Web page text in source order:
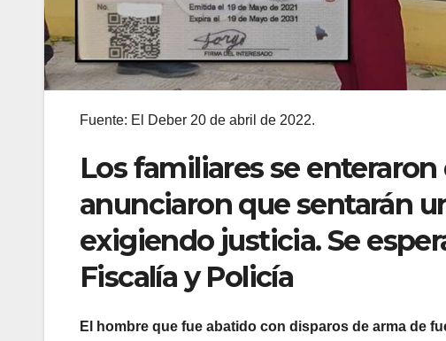
Fuente: El Deber 20 de abril de 2022.
Los familiares se
anunciaron que sentarán
exigiendo justicia. Se
Fiscalía y Policía
El hombre que fue abatido con disparos de arma de